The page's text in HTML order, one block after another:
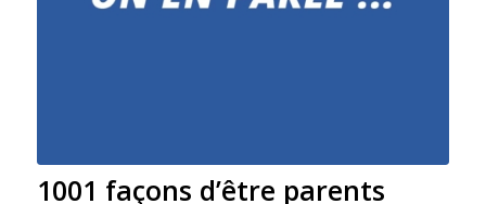
1001 façons d’être parents